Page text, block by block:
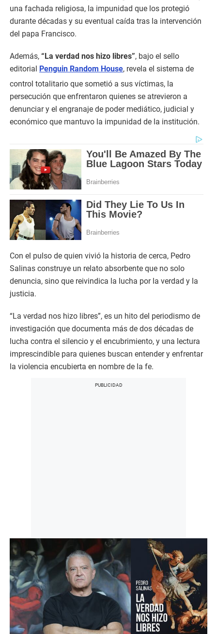
una fachada religiosa, la impunidad que los protegió
durante décadas y su eventual caída tras la intervención
del papa Francisco.
Además, “La verdad nos hizo libres”, bajo el sello
editorial Penguin Random House, revela el sistema de
control totalitario que sometió a sus víctimas, la
persecución que enfrentaron quienes se atrevieron a
denunciar y el engranaje de poder mediático, judicial y
económico que mantuvo la impunidad de la institución.
Con el pulso de quien vivió la historia de cerca, Pedro
Salinas construye un relato absorbente que no solo
denuncia, sino que reivindica la lucha por la verdad y la
justicia.
“La verdad nos hizo libres”, es un hito del periodismo de
investigación que documenta más de dos décadas de
lucha contra el silencio y el encubrimiento, y una lectura
imprescindible para quienes buscan entender y enfrentar
la violencia encubierta en nombre de la fe.